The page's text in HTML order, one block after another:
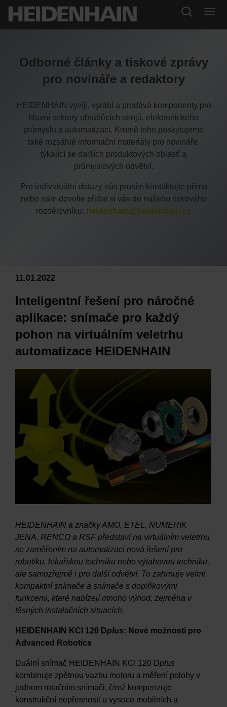
Odborné články a tiskové zprávy
pro novináře a redaktory
HEIDENHAIN vyvíjí, vyrábí a prodává komponenty pro
hlavní sektory obráběcích strojů, elektronického
průmyslu a automatizaci. Kromě toho poskytujeme
také rozsáhlé informační materiály pro novináře,
týkající se dalších produktových oblastí a
průmyslových odvětví.
Pro individuální dotazy nás prosím kontaktujte přímo
nebo nám dovolte přidat si vás do našeho tiskového
rozdělovníku: heidenhain@heidenhain.cz
11.01.2022
Inteligentní řešení pro náročné
aplikace: snímače pro každý
pohon na virtuálním veletrhu
automatizace HEIDENHAIN
HEIDENHAIN a značky AMO, ETEL, NUMERIK
JENA, RENCO a RSF představí na virtuálním veletrhu
se zaměřením na automatizaci nová řešení pro
robotiku, lékařskou techniku nebo výtahovou techniku,
ale samozřejmě i pro další odvětví. To zahrnuje velmi
kompaktní snímače a snímače s doplňkovými
funkcemi, které nabízejí mnoho výhod, zejména v
těsných instalačních situacích.
HEIDENHAIN KCI 120 Dplus: Nové možnosti pro
Advanced Robotics
Duální snímač HEIDENHAIN KCI 120 Dplus
kombinuje zpětnou vazbu motoru a měření polohy v
jednom rotačním snímači, čímž kompenzuje
konstrukční nepřesnosti u vysoce mobilních a